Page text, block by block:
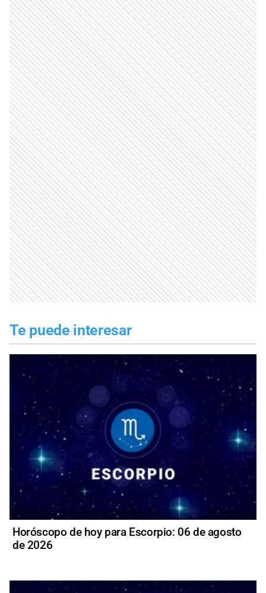
Te puede interesar
Horóscopo de hoy para Escorpio: 06 de agosto
de 2026